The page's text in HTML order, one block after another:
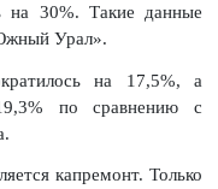
на 30%. Такие данные
Урал».
на 17,5%, а
по сравнению с
капремонт. Только